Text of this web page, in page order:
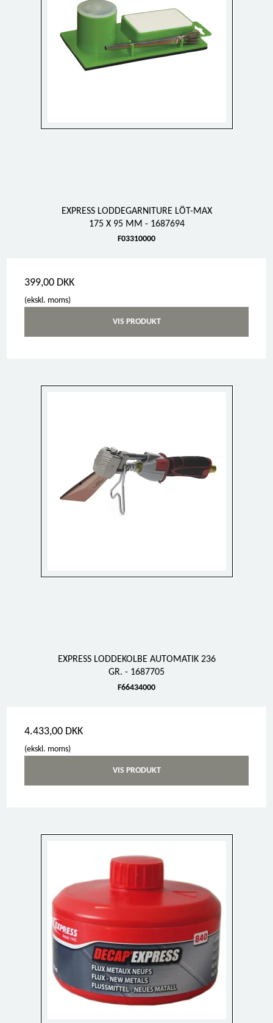
EXPRESS LODDEGARNITURE LÖT-MAX
175 X 95 MM - 1687694
F03310000
399,00 DKK
(ekskl. moms)
VIS PRODUKT
EXPRESS LODDEKOLBE AUTOMATIK 236
GR. - 1687705
F66434000
4.433,00 DKK
(ekskl. moms)
VIS PRODUKT